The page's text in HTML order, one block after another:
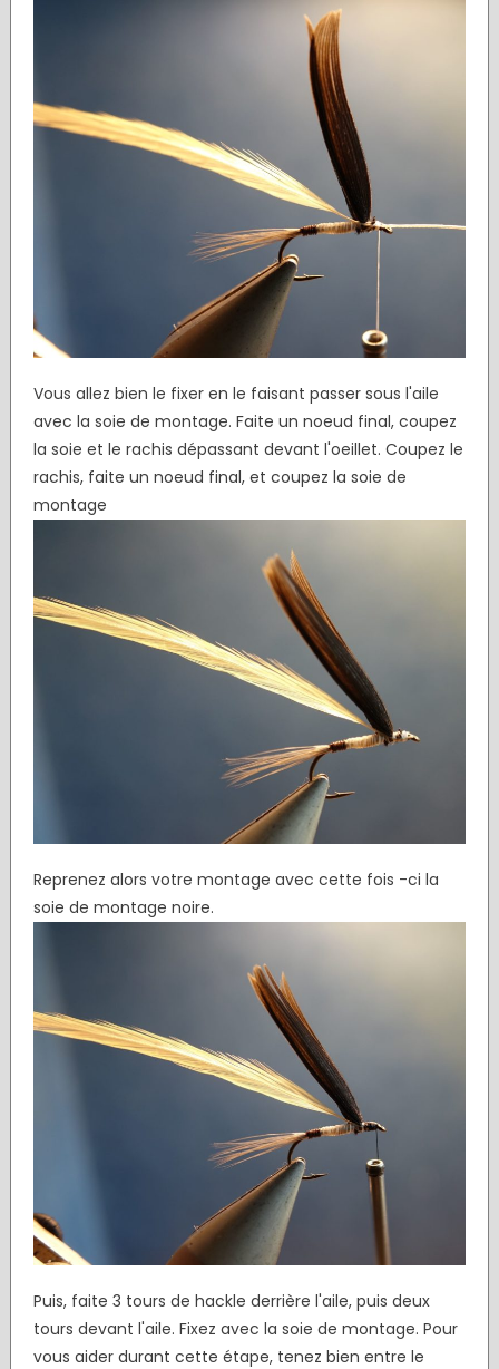
Vous allez bien le fixer en le faisant passer sous l'aile
avec la soie de montage. Faite un noeud final, coupez
la soie et le rachis dépassant devant l'oeillet. Coupez le
rachis, faite un noeud final, et coupez la soie de
montage
Reprenez alors votre montage avec cette fois -ci la
soie de montage noire.
Puis, faite 3 tours de hackle derrière l'aile, puis deux
tours devant l'aile. Fixez avec la soie de montage. Pour
vous aider durant cette étape, tenez bien entre le